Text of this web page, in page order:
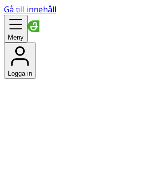
Gå till innehåll
Meny
Logga in